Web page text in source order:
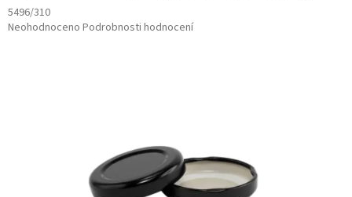
5496/310
Průměrné
Neohodnoceno Podrobnosti hodnocení